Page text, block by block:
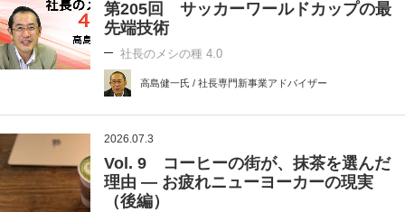
第205回 サッカーワールドカップの最
先端技術
社長のメシの種 4.0
高島健一氏 / 社長専門新事業アドバイザー
2026.07.3
Vol. 9 コーヒーの街が、抹茶を選んだ
理由 ― お疲れニューヨーカーの現実
（後編）